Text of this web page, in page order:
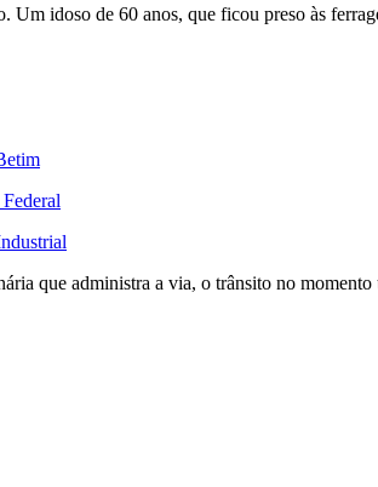
Um idoso de 60 anos, que ficou preso às
que administra a via, o trânsito no